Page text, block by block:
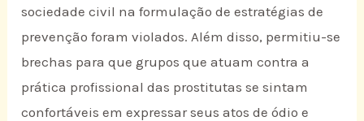
sociedade civil na formulação de estratégias de
prevenção foram violados. Além disso, permitiu-se
brechas para que grupos que atuam contra a
prática profissional das prostitutas se sintam
confortáveis em expressar seus atos de ódio e